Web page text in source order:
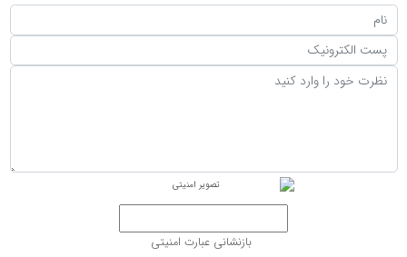
بازنشانی عبارت امنیتی